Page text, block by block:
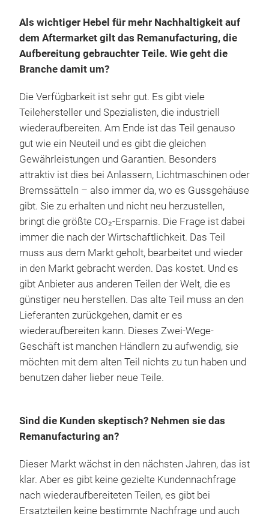
Als wichtiger Hebel für mehr Nachhaltigkeit auf
dem Aftermarket gilt das Remanufacturing, die
Aufbereitung gebrauchter Teile. Wie geht die
Branche damit um?
Die Verfügbarkeit ist sehr gut. Es gibt viele
Teilehersteller und Spezialisten, die industriell
wiederaufbereiten. Am Ende ist das Teil genauso
gut wie ein Neuteil und es gibt die gleichen
Gewährleistungen und Garantien. Besonders
attraktiv ist dies bei Anlassern, Lichtmaschinen oder
Bremssätteln – also immer da, wo es Gussgehäuse
gibt. Sie zu erhalten und nicht neu herzustellen,
bringt die größte CO₂-Ersparnis. Die Frage ist dabei
immer die nach der Wirtschaftlichkeit. Das Teil
muss aus dem Markt geholt, bearbeitet und wieder
in den Markt gebracht werden. Das kostet. Und es
gibt Anbieter aus anderen Teilen der Welt, die es
günstiger neu herstellen. Das alte Teil muss an den
Lieferanten zurückgehen, damit er es
wiederaufbereiten kann. Dieses Zwei-Wege-
Geschäft ist manchen Händlern zu aufwendig, sie
möchten mit dem alten Teil nichts zu tun haben und
benutzen daher lieber neue Teile.
Sind die Kunden skeptisch? Nehmen sie das
Remanufacturing an?
Dieser Markt wächst in den nächsten Jahren, das ist
klar. Aber es gibt keine gezielte Kundennachfrage
nach wiederaufbereiteten Teilen, es gibt bei
Ersatzteilen keine bestimmte Nachfrage und auch